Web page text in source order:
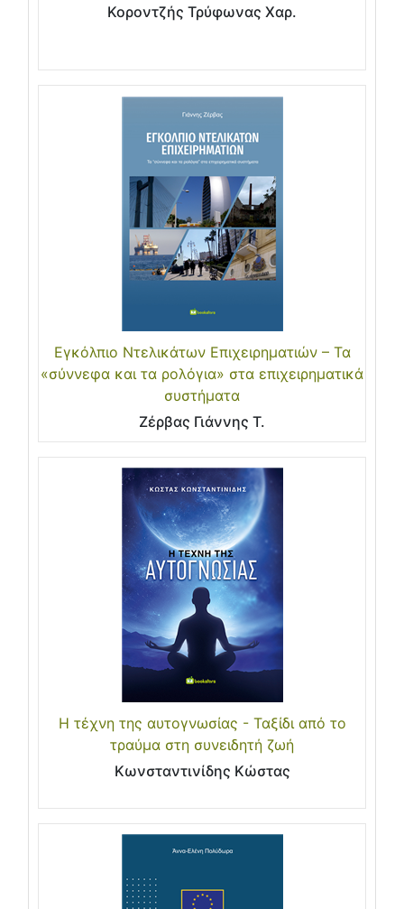
Κοροντζής Τρύφωνας Χαρ.
Εγκόλπιο Ντελικάτων Επιχειρηματιών – Τα
«σύννεφα και τα ρολόγια» στα επιχειρηματικά
συστήματα
Ζέρβας Γιάννης Τ.
Η τέχνη της αυτογνωσίας - Ταξίδι από το
τραύμα στη συνειδητή ζωή
Κωνσταντινίδης Κώστας